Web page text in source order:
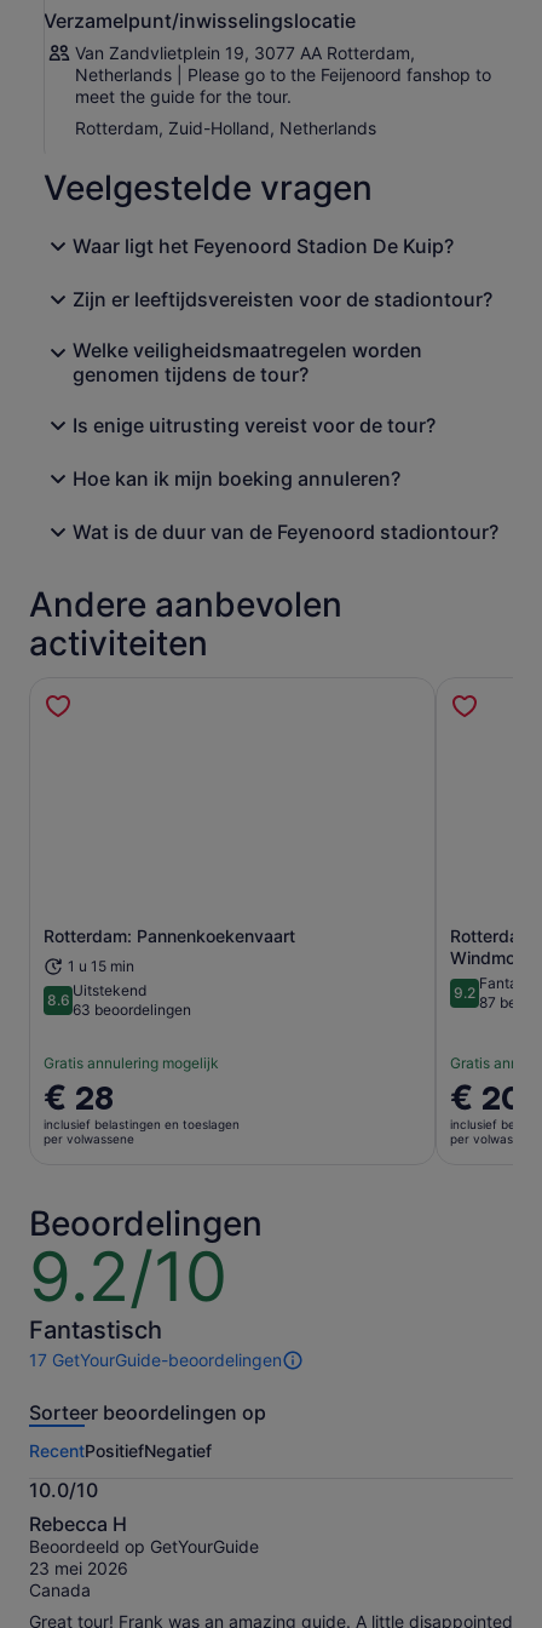
Of je nu een die-hard fan bent of gewoon nieuwsgierig
naar de voetbalcultuur, de Feyenoord Stadion Tour
belooft een onvergetelijke ervaring en dompelt je onder
in de essentie van het mooie spel.
Verzamelpunt/inwisselingslocatie
Van Zandvlietplein 19, 3077 AA Rotterdam,
Netherlands | Please go to the Feijenoord fanshop to
meet the guide for the tour.
Rotterdam, Zuid-Holland, Netherlands
Veelgestelde vragen
Waar ligt het Feyenoord Stadion De Kuip?
Zijn er leeftijdsvereisten voor de stadiontour?
Welke veiligheidsmaatregelen worden
genomen tijdens de tour?
Is enige uitrusting vereist voor de tour?
Hoe kan ik mijn boeking annuleren?
Wat is de duur van de Feyenoord stadiontour?
Andere aanbevolen
activiteiten
Rotterdam: Pannenkoekenvaart
1 u 15 min
8.68.6 van 10
Uitstekend
63 beoordelingen
Gratis annulering mogelijk
De
prijs
is
volwassene
€ 28
inclusief belastingen en toeslagen
per volwassene
Opent een nieuwe tab
9.29.2 van 10
87
Gratis
De
prijs
is
€ 20
inclusief
per volwassene
Beoordelingen
9.2/10
9.2
van
10
Fantastisch
17 GetYourGuide-beoordelingen
17
van
activiteit.
Meer
informatie
over
onze
geverifieerde
beoordelingen
Sorteer beoordelingen op
RecentPositiefNegatief
10.0/10
10.0
van
10
Rebecca H
Beoordeeld op GetYourGuide
23 mei 2026
Canada
Great tour! Frank was an amazing guide. A little disappointed